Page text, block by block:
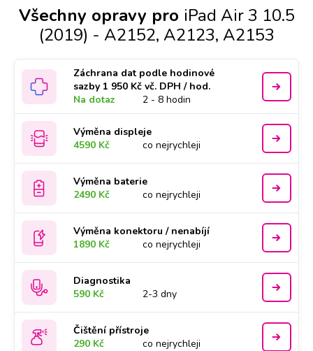
Všechny opravy pro iPad Air 3 10.5
(2019) - A2152, A2123, A2153
Záchrana dat podle hodinové
sazby 1 950 Kč vč. DPH / hod.
Na dotaz
2 - 8 hodin
Výměna displeje
4590 Kč
co nejrychleji
Výměna baterie
2490 Kč
co nejrychleji
Výměna konektoru / nenabíjí
1890 Kč
co nejrychleji
Diagnostika
590 Kč
2-3 dny
Čištění přístroje
290 Kč
co nejrychleji